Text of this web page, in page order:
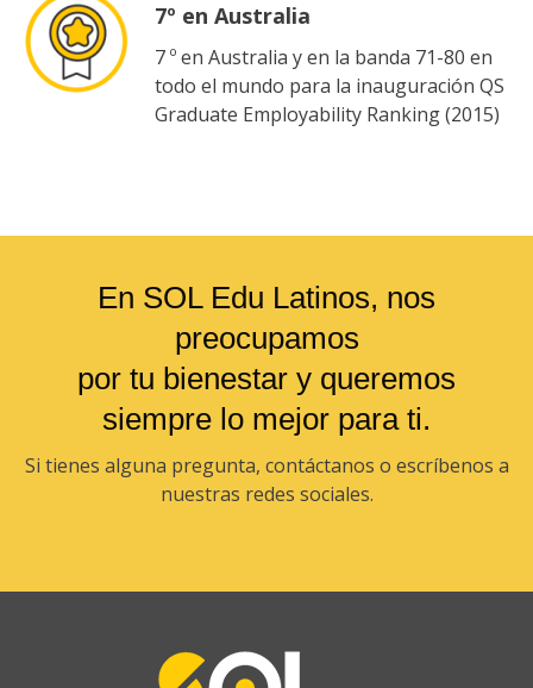
7º en Australia
7 º en Australia y en la banda 71-80 en
todo el mundo para la inauguración QS
Graduate Employability Ranking (2015)
En SOL Edu Latinos, nos
preocupamos
por tu bienestar y queremos
siempre lo mejor para ti.
Si tienes alguna pregunta, contáctanos o escríbenos a
nuestras redes sociales.